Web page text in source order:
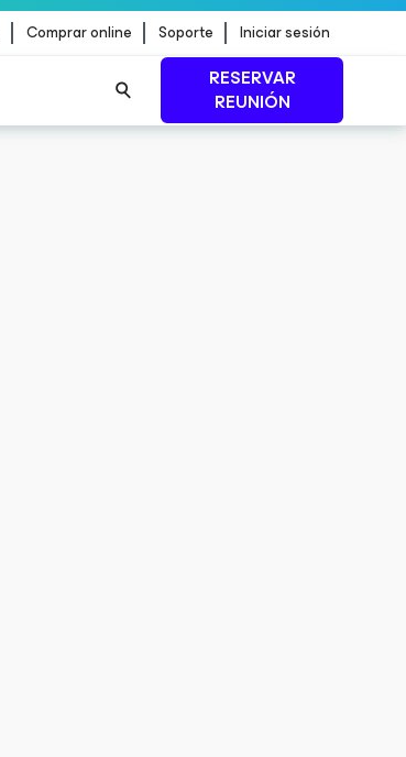
Comprar online Soporte Iniciar sesión
RESERVAR
REUNIÓN